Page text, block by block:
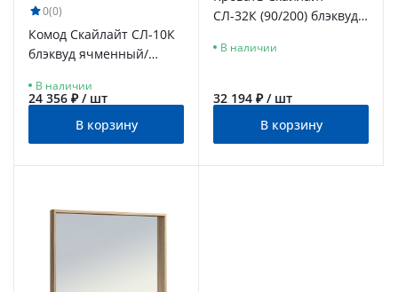
0(0)
Комод Скайлайт СЛ-10К
блэквуд ячменный/
В наличии
24 356 ₽ / шт
В корзину
СЛ-32К (90/200) блэквуд
белый
В наличии
32 194 ₽ / шт
В корзину